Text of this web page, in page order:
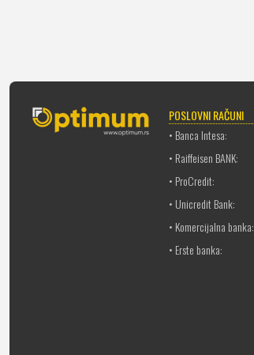
POSLOVNI RAČUNI
• Banca Intesa:
• Raiffeisen BANK:
• ProCredit:
• Unicredit Bank:
• Komercijalna banka:
• Erste banka: